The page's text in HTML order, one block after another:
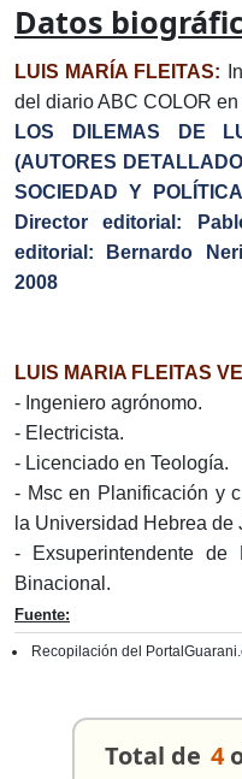
Datos
LUIS MARÍA FLEITAS:
del diario ABC COLOR
LOS DILEMAS DE
(AUTORES
SOCIEDAD Y
Director editorial:
editorial: Bernardo
2008
LUIS MARIA FLEITAS
- Ingeniero agrónomo.
- Electricista.
- Licenciado en Teología.
- Msc en Planificación y
la Universidad Hebrea de
- Exsuperintendente de
Binacional.
Fuente:
Recopilación del
Total de 4